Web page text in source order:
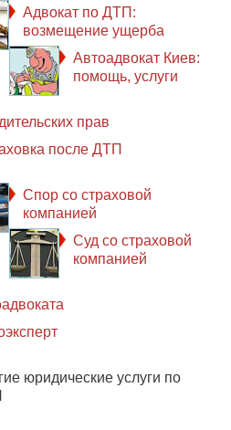
Адвокат по ДТП:
возмещение ущерба
Автоадвокат Киев:
помощь, услуги
прав
после ДТП
Спор со страховой
компанией
Суд со страховой
компанией
юридические услуги по